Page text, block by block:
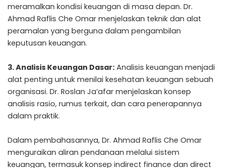
meramalkan kondisi keuangan di masa depan. Dr.
Ahmad Raflis Che Omar menjelaskan teknik dan alat
peramalan yang berguna dalam pengambilan
keputusan keuangan.
3. Analisis Keuangan Dasar: Analisis keuangan menjadi
alat penting untuk menilai kesehatan keuangan sebuah
organisasi. Dr. Roslan Ja’afar menjelaskan konsep
analisis rasio, rumus terkait, dan cara penerapannya
dalam praktik.
Dalam pembahasannya, Dr. Ahmad Raflis Che Omar
menguraikan aliran pendanaan melalui sistem
keuangan, termasuk konsep indirect finance dan direct